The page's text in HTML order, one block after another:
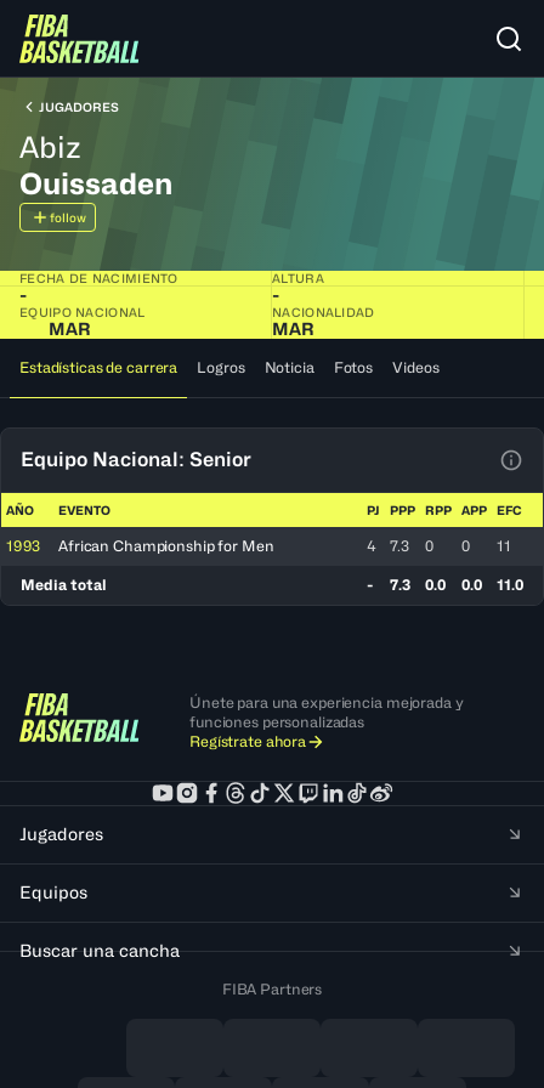
JUGADORES
Abiz
Ouissaden
follow
FECHA DE NACIMIENTO
-
ALTURA
-
EQUIPO NACIONAL
MAR
NACIONALIDAD
MAR
Estadísticas de carrera Logros Noticia Fotos Videos
Equipo Nacional: Senior
AÑO EVENTO PJ PPP RPP APP EFC
1993 African Championship for Men 4 7.3 0 0 11
Media total - 7.3 0.0 0.0 11.0
Únete para una experiencia mejorada y
funciones personalizadas
Regístrate ahora
Jugadores
Equipos
Buscar una cancha
FIBA Partners